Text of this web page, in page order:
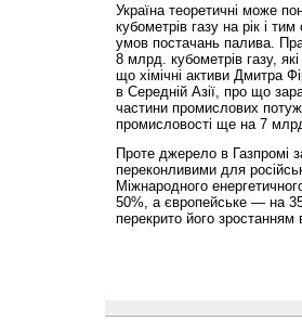
Україна теоретичні може
кубометрів газу на рік і
умов постачань палива.
8 млрд. кубометрів газу,
що хімічні активи Дмитра
в Середній Азії, про що
частини промислових
промисловості ще на 7
Проте джерело в Газпромі
переконливими для
Міжнародного
50%, а європейське — на
перекрито його